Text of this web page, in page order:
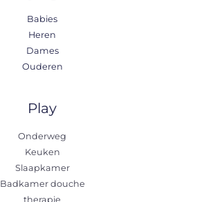
Babies
Heren
Dames
Ouderen
Play
Onderweg
Keuken
Slaapkamer
Badkamer douche
therapie